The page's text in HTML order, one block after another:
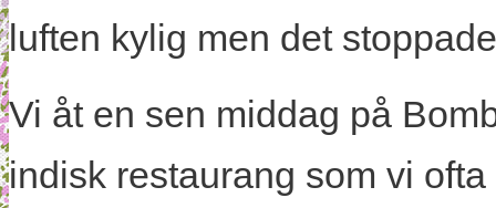
luften kylig men det
Vi åt en sen middag på
indisk restaurang som vi